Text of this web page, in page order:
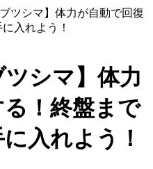
ツシマ】体力が自動で回復
入れよう！
ツシマ】体力
！終盤まで
入れよう！